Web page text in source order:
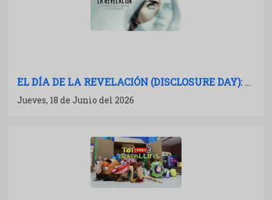
EL DÍA DE LA REVELACIÓN (DISCLOSURE DAY): CRÍTICA Y ANÁLISIS
Jueves, 18 de Junio del 2026